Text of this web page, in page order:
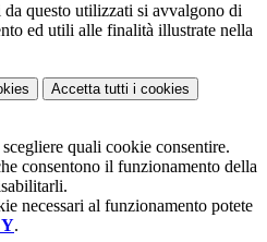
questo utilizzati si avvalgono di
ed utili alle finalità illustrate nella
Accetta tutti i cookies
quali cookie consentire.
consentono il funzionamento della
necessari al funzionamento potete
.